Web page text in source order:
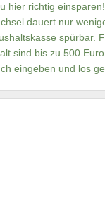
hier richtig
dauert nur
spürbar.
sind bis zu 500
eingeben und los